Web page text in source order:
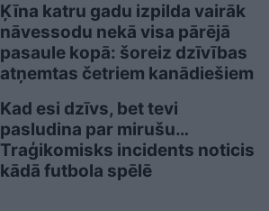
Ķīna katru gadu izpilda vairāk
nāvessodu nekā visa pārējā
pasaule kopā: šoreiz dzīvības
atņemtas četriem kanādiešiem
Kad esi dzīvs, bet tevi
pasludina par mirušu…
Traģikomisks incidents noticis
kādā futbola spēlē